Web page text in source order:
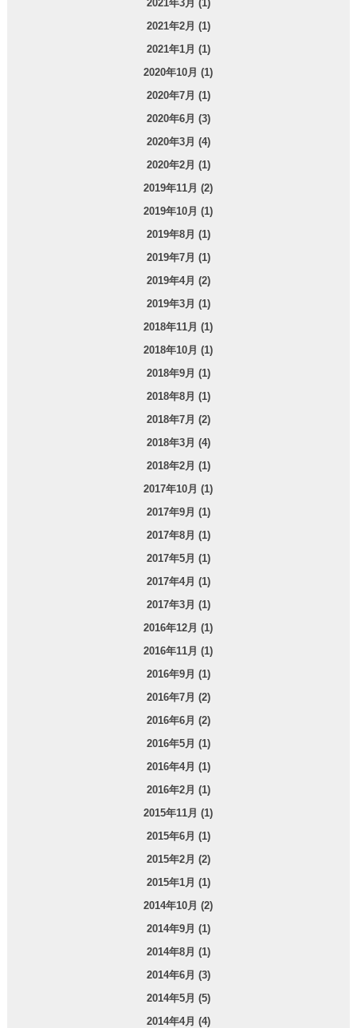
2021年3月 (1)
2021年2月 (1)
2021年1月 (1)
2020年10月 (1)
2020年7月 (1)
2020年6月 (3)
2020年3月 (4)
2020年2月 (1)
2019年11月 (2)
2019年10月 (1)
2019年8月 (1)
2019年7月 (1)
2019年4月 (2)
2019年3月 (1)
2018年11月 (1)
2018年10月 (1)
2018年9月 (1)
2018年8月 (1)
2018年7月 (2)
2018年3月 (4)
2018年2月 (1)
2017年10月 (1)
2017年9月 (1)
2017年8月 (1)
2017年5月 (1)
2017年4月 (1)
2017年3月 (1)
2016年12月 (1)
2016年11月 (1)
2016年9月 (1)
2016年7月 (2)
2016年6月 (2)
2016年5月 (1)
2016年4月 (1)
2016年2月 (1)
2015年11月 (1)
2015年6月 (1)
2015年2月 (2)
2015年1月 (1)
2014年10月 (2)
2014年9月 (1)
2014年8月 (1)
2014年6月 (3)
2014年5月 (5)
2014年4月 (4)